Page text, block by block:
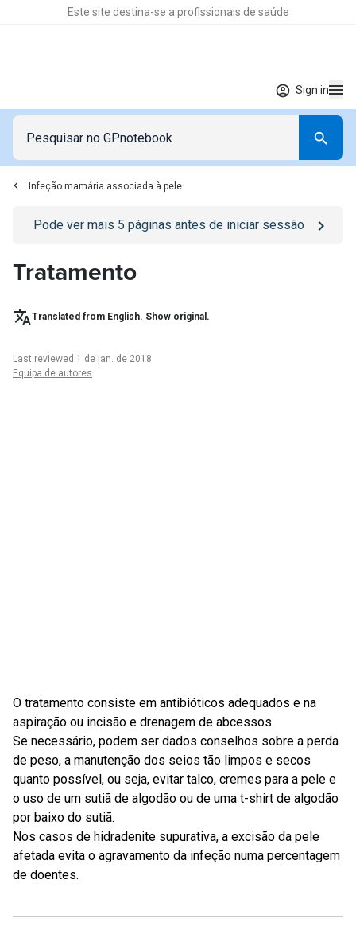
Este site destina-se a profissionais de saúde
Sign in
Infeção mamária associada à pele
Go to/sign-inpage
Pode ver mais 5 páginas antes de iniciar sessão
Tratamento
Translated from English. Show original.
Last reviewed 1 de jan. de 2018
Equipa de autores
O tratamento consiste em antibióticos adequados e na
aspiração ou incisão e drenagem de abcessos.
Se necessário, podem ser dados conselhos sobre a perda
de peso, a manutenção dos seios tão limpos e secos
quanto possível, ou seja, evitar talco, cremes para a pele e
o uso de um sutiã de algodão ou de uma t-shirt de algodão
por baixo do sutiã.
Nos casos de hidradenite supurativa, a excisão da pele
afetada evita o agravamento da infeção numa percentagem
de doentes.